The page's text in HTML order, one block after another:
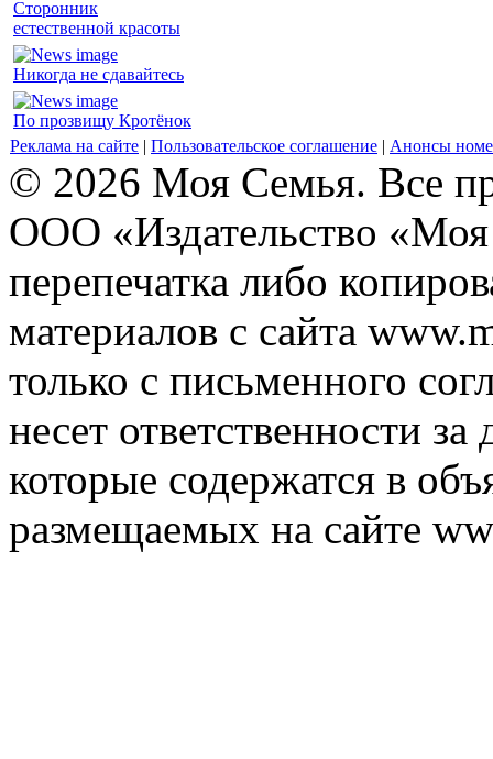
Сторонник
естественной красоты
Никогда не сдавайтесь
По прозвищу Кротёнок
Реклама на сайте | Пользовательское соглашение | Анонсы
© 2026 Моя Семья. Все
ООО «Издательство
перепечатка либо
материалов с сайта
только с письменного
несет ответственности
которые содержатся в
размещаемых на сайте